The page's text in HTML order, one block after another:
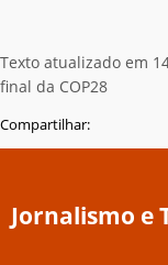
Texto atualizado em
final da COP28
Compartilhar:
Jornalismo e